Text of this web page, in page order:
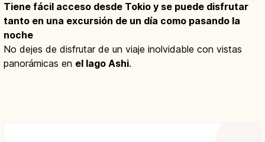
Tiene fácil acceso desde Tokio y se puede disfrutar
tanto en una excursión de un día como pasando la
noche
No dejes de disfrutar de un viaje inolvidable con vistas
panorámicas en el lago Ashi.